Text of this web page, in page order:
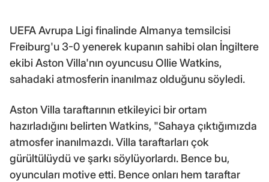
UEFA Avrupa Ligi finalinde Almanya temsilcisi
Freiburg'u 3-0 yenerek kupanın sahibi olan İngiltere
ekibi Aston Villa'nın oyuncusu Ollie Watkins,
sahadaki atmosferin inanılmaz olduğunu söyledi.
Aston Villa taraftarının etkileyici bir ortam
hazırladığını belirten Watkins, "Sahaya çıktığımızda
atmosfer inanılmazdı. Villa taraftarları çok
gürültülüydü ve şarkı söylüyorlardı. Bence bu,
oyuncuları motive etti. Bence onları hem taraftar